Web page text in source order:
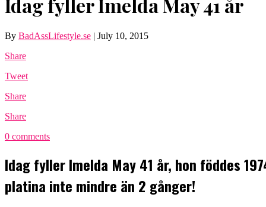
Idag fyller Imelda May 41 år
By BadAssLifestyle.se | July 10, 2015
Share
Tweet
Share
Share
0 comments
Idag fyller Imelda May 41 år, hon föddes
platina inte mindre än 2 gånger!